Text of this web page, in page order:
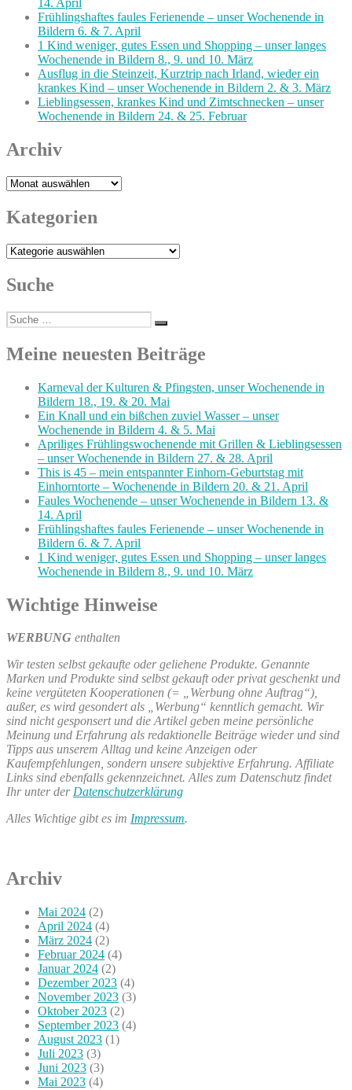
14. April
Frühlingshaftes faules Ferienende – unser Wochenende in
Bildern 6. & 7. April
1 Kind weniger, gutes Essen und Shopping – unser langes
Wochenende in Bildern 8., 9. und 10. März
Ausflug in die Steinzeit, Kurztrip nach Irland, wieder ein
krankes Kind – unser Wochenende in Bildern 2. & 3. März
Lieblingsessen, krankes Kind und Zimtschnecken – unser
Wochenende in Bildern 24. & 25. Februar
Archiv
Archiv
Kategorien
Kategorien
Suche
Suche
nach:
Suchen
Meine neuesten Beiträge
Karneval der Kulturen & Pfingsten, unser Wochenende in
Bildern 18., 19. & 20. Mai
Ein Knall und ein bißchen zuviel Wasser – unser
Wochenende in Bildern 4. & 5. Mai
Apriliges Frühlingswochenende mit Grillen & Lieblingsessen
– unser Wochenende in Bildern 27. & 28. April
This is 45 – mein entspannter Einhorn-Geburtstag mit
Einhorntorte – Wochenende in Bildern 20. & 21. April
Faules Wochenende – unser Wochenende in Bildern 13. &
14. April
Frühlingshaftes faules Ferienende – unser Wochenende in
Bildern 6. & 7. April
1 Kind weniger, gutes Essen und Shopping – unser langes
Wochenende in Bildern 8., 9. und 10. März
Wichtige Hinweise
WERBUNG enthalten
Wir testen selbst gekaufte oder geliehene Produkte. Genannte
Marken und Produkte sind selbst gekauft oder privat geschenkt und
keine vergüteten Kooperationen (= „Werbung ohne Auftrag“),
außer, es wird gesondert als „Werbung“ kenntlich gemacht. Wir
sind nicht gesponsert und die Artikel geben meine persönliche
Meinung und Erfahrung als redaktionelle Beiträge wieder und sind
Tipps aus unserem Alltag und keine Anzeigen oder
Kaufempfehlungen, sondern unsere subjektive Erfahrung. Affiliate
Links sind ebenfalls gekennzeichnet. Alles zum Datenschutz findet
Ihr unter derDatenschutzerklärung
Alles Wichtige gibt es im Impressum.
Archiv
Mai 2024 (2)
April 2024 (4)
März 2024 (2)
Februar 2024 (4)
Januar 2024 (2)
Dezember 2023 (4)
November 2023 (3)
Oktober 2023 (2)
September 2023 (4)
August 2023 (1)
Juli 2023 (3)
Juni 2023 (3)
Mai 2023 (4)